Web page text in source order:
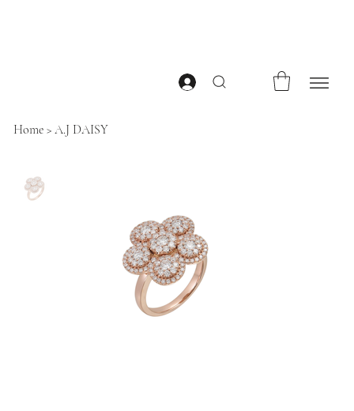
Home > A.J DAISY